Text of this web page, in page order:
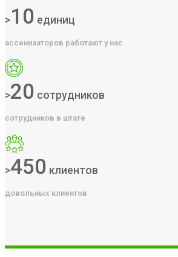
>10 единиц
ассенизаторов работают у нас
>20 сотрудников
сотрудников в штате
>450 клиентов
довольных клиентов